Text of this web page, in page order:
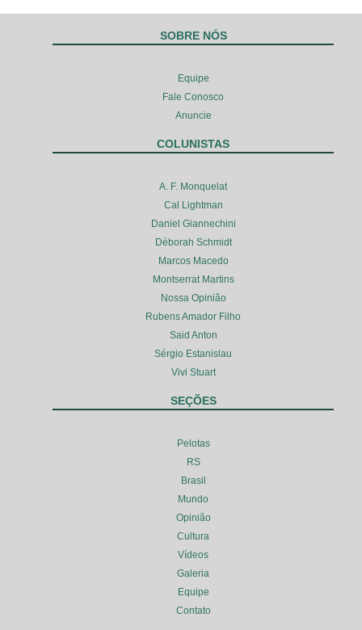
SOBRE NÓS
Equipe
Fale Conosco
Anuncie
COLUNISTAS
A. F. Monquelat
Cal Lightman
Daniel Giannechini
Déborah Schmidt
Marcos Macedo
Montserrat Martins
Nossa Opinião
Rubens Amador Filho
Said Anton
Sérgio Estanislau
Vivi Stuart
SEÇÕES
Pelotas
RS
Brasil
Mundo
Opinião
Cultura
Vídeos
Galeria
Equipe
Contato